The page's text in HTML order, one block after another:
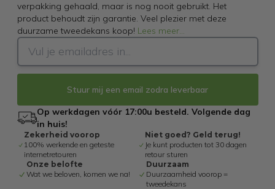
verpakking gehaald, maar is nog nooit gebruikt. Het
product behoudt zijn garantie. Veel plezier met deze
duurzame tweedekans koop! Lees meer...
Stuur mij een email zodra leverbaar
Op werkdagen vóór 17:00u besteld. Volgende dag
in huis!
Zekerheid voorop
100% werkende en geteste
internetretouren
Niet goed? Geld terug!
Je kunt producten tot 30 dagen
retour sturen
Onze belofte
Wat we beloven, komen we na!
Duurzaam
Duurzaamheid voorop =
tweedekans